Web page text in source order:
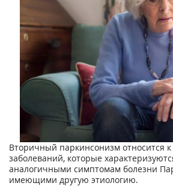
Вторичный паркинсонизм относится к
заболеваний, которые
аналогичными симптомам болезни
имеющими другую этиологию.